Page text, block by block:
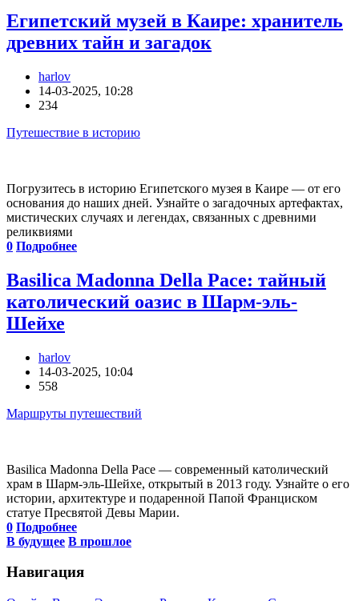
Египетский музей в Каире: хранитель
древних тайн и загадок
harlov
14-03-2025, 10:28
234
Путешествие в историю
Погрузитесь в историю Египетского музея в Каире — от его
основания до наших дней. Узнайте о загадочных артефактах,
мистических случаях и легендах, связанных с древними
реликвиями
0 Подробнее
Basilica Madonna Della Pace: тайный
католический оазис в Шарм-эль-
Шейхе
harlov
14-03-2025, 10:04
558
Маршруты путешествий
Basilica Madonna Della Pace — современный католический
храм в Шарм-эль-Шейхе, открытый в 2013 году. Узнайте о его
истории, архитектуре и подаренной Папой Франциском
статуе Пресвятой Девы Марии.
0 Подробнее
В будущее В прошлое
Навигация